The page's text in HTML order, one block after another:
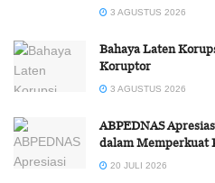
3 AGUSTUS 2026
Bahaya Laten
Koruptor
3 AGUSTUS 2026
ABPEDNAS
dalam Memperkuat
20 JULI 2026